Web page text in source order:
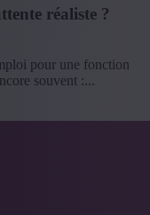
réaliste ?
pour une fonction
souvent :...